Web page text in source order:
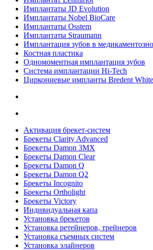
Имплантаты JD Evolution
Имплантаты Nobel BioСare
Имплантаты Osstem
Имплантаты Straumann
Имплантация зубов в
Костная пластика
Одномоментная имплантация зубов
Система имплантации Hi-Tech
Циркониевые импланты Bredent
Активация брекет-систем
Брекеты Clarity Advanced
Брекеты Damon 3MX
Брекеты Damon Clear
Брекеты Damon Q
Брекеты Damon Q2
Брекеты Incognito
Брекеты Ortholight
Брекеты Victory
Индивидуальная капа
Установка брекетов
Установка ретейнеров, трейнеров
Установка съемных систем
Установка элайнеров